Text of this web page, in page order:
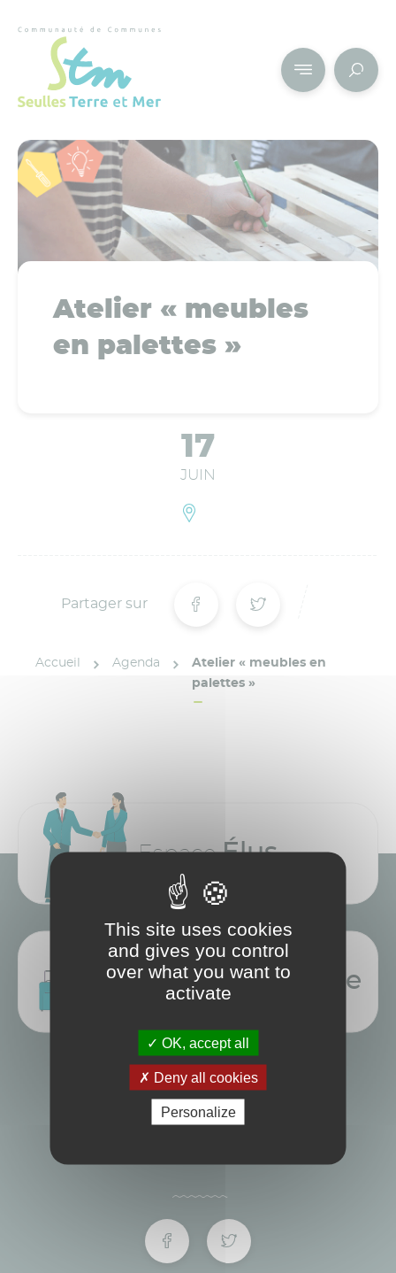
Atelier « meubles
en palettes »
17
JUIN
Partager sur
Accueil Agenda
Atelier « meubles en
palettes »
EspaceÉlus
Office detourisme
This site uses cookies
and gives you control
over what you want to
activate
OK, accept all
Deny all cookies
Personalize